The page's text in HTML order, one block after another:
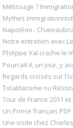
Métissage ?
Mythes
Napoléon :
Notre entretien avec
Philippe Val crache le
Pourrait-il, un jour, y
Regards croisés sur
Totalitarisme ou
Tour de France 2011
Un Prince français PDF
Une visite chez